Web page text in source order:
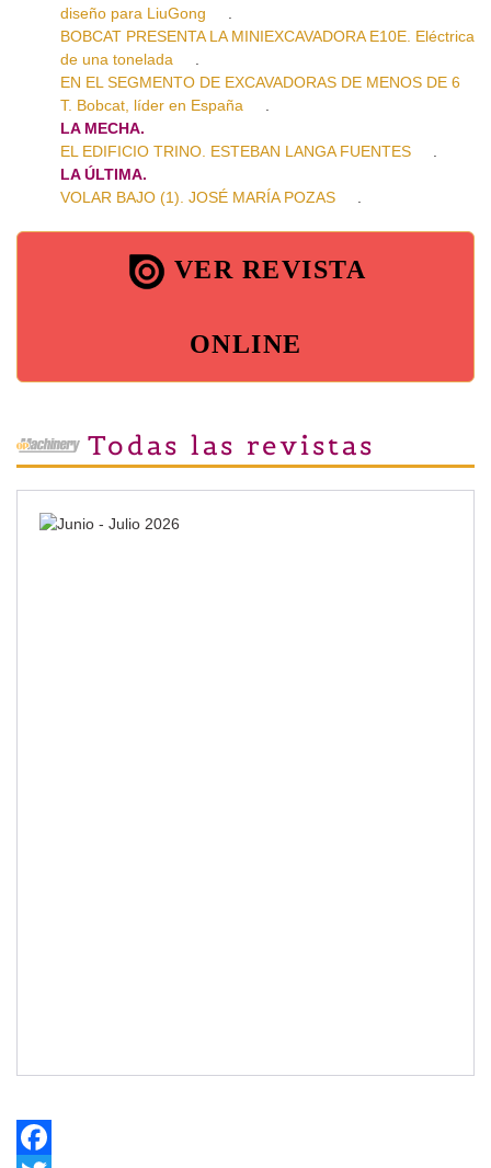
diseño para LiuGong
BOBCAT PRESENTA LA MINIEXCAVADORA E10E. Eléctrica
de una tonelada
EN EL SEGMENTO DE EXCAVADORAS DE MENOS DE 6
T. Bobcat, líder en España
LA MECHA.
EL EDIFICIO TRINO. ESTEBAN LANGA FUENTES
LA ÚLTIMA.
VOLAR BAJO (1). JOSÉ MARÍA POZAS
VER REVISTA
ONLINE
Todas las revistas